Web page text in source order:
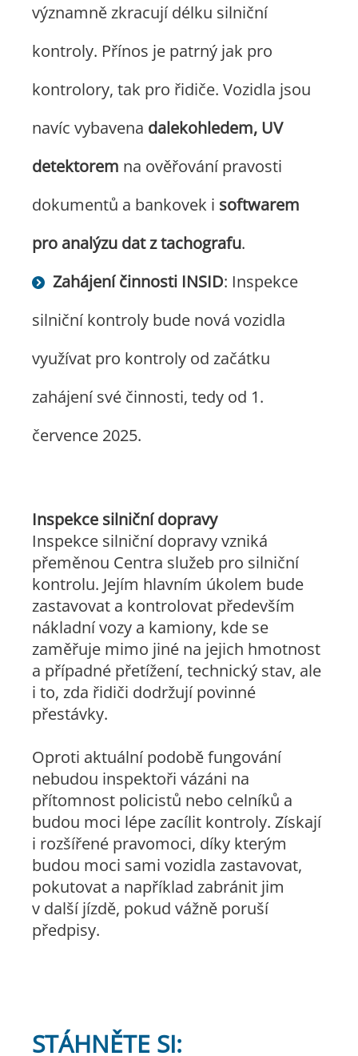
významně zkracují délku silniční
kontroly. Přínos je patrný jak pro
kontrolory, tak pro řidiče. Vozidla jsou
navíc vybavena dalekohledem, UV
detektorem na ověřování pravosti
dokumentů a bankovek i softwarem
pro analýzu dat z tachografu.
Zahájení činnosti INSID: Inspekce
silniční kontroly bude nová vozidla
využívat pro kontroly od začátku
zahájení své činnosti, tedy od 1.
července 2025.
Inspekce silniční dopravy
Inspekce silniční dopravy vzniká
přeměnou Centra služeb pro silniční
kontrolu. Jejím hlavním úkolem bude
zastavovat a kontrolovat především
nákladní vozy a kamiony, kde se
zaměřuje mimo jiné na jejich hmotnost
a případné přetížení, technický stav, ale
i to, zda řidiči dodržují povinné
přestávky.
Oproti aktuální podobě fungování
nebudou inspektoři vázáni na
přítomnost policistů nebo celníků a
budou moci lépe zacílit kontroly. Získají
i rozšířené pravomoci, díky kterým
budou moci sami vozidla zastavovat,
pokutovat a například zabránit jim
v další jízdě, pokud vážně poruší
předpisy.
STÁHNĚTE SI: